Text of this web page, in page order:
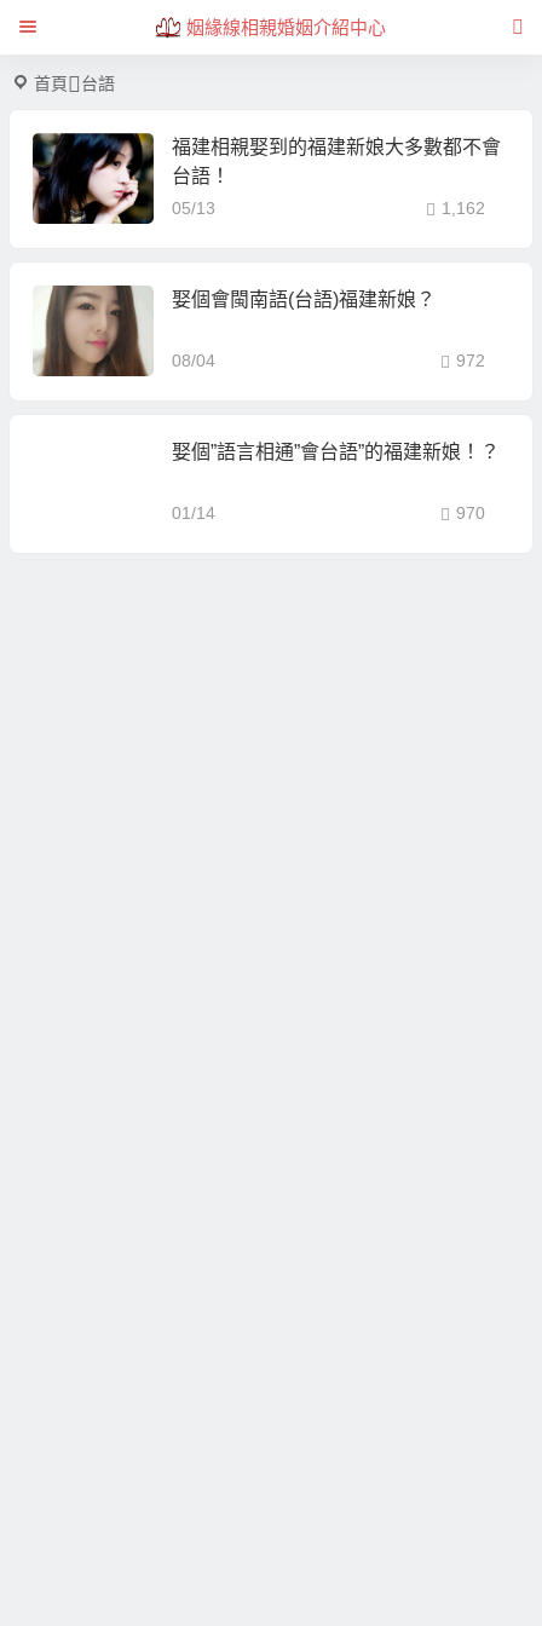
姻緣線相親婚姻介紹中心
首頁 台語
福建相親娶到的福建新娘大多數都不會
台語！
05/13 1,162
娶個會閩南語(台語)福建新娘？
08/04 972
娶個”語言相通”會台語”的福建新娘！？
01/14 970